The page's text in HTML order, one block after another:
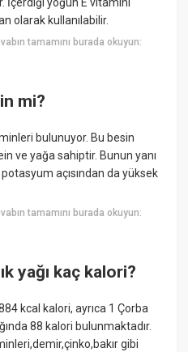
İçerdiği yoğun E vitamini
olarak kullanılabilir.
tamamını burada okuyun:
mi?
bulunuyor. Bu besin
ve yağa sahiptir. Bunun yanı
potasyum açısından da yüksek
tamamını burada okuyun:
yağı kaç kalori?
kcal kalori, ayrıca 1 Çorba
88 kalori bulunmaktadır.
gibi